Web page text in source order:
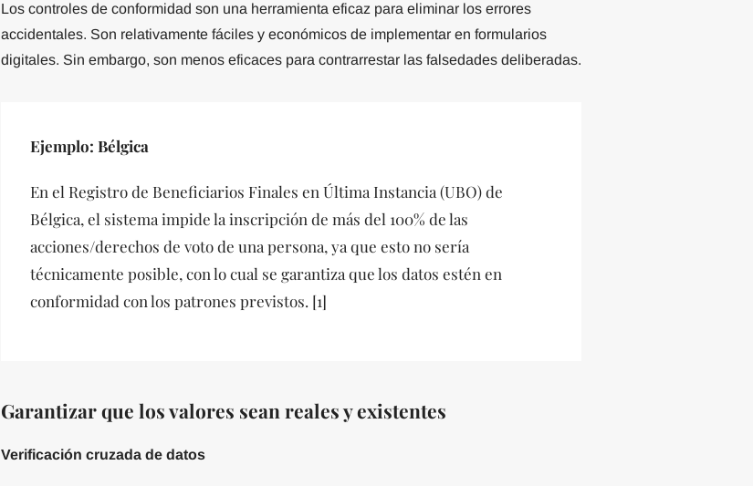
Los controles de conformidad son una herramienta eficaz para eliminar los errores
accidentales. Son relativamente fáciles y económicos de implementar en formularios
digitales. Sin embargo, son menos eficaces para contrarrestar las falsedades deliberadas.
Ejemplo: Bélgica
En el Registro de Beneficiarios Finales en Última Instancia (UBO) de
Bélgica, el sistema impide la inscripción de más del 100% de las
acciones/derechos de voto de una persona, ya que esto no sería
técnicamente posible, con lo cual se garantiza que los datos estén en
conformidad con los patrones previstos. [1]
Garantizar que los valores sean reales y existentes
Verificación cruzada de datos